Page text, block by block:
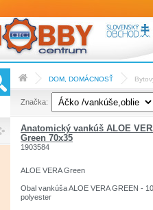
DOM, DOMÁCNOSŤ
Značka:
Anatomický vankúš ALOE
Green 70x35
1903584
ALOE VERA Green
Obal vankúša ALOE VERA GREEN -
polyester